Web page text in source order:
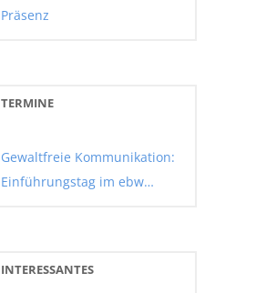
Präsenz
TERMINE
Gewaltfreie Kommunikation:
Einführungstag im ebw
INTERESSANTES